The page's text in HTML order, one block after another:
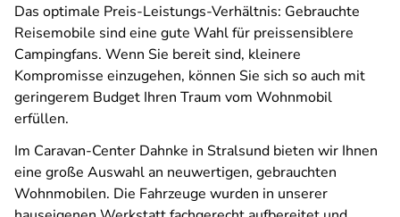
Das optimale Preis-Leistungs-Verhältnis: Gebrauchte
Reisemobile sind eine gute Wahl für preissensiblere
Campingfans. Wenn Sie bereit sind, kleinere
Kompromisse einzugehen, können Sie sich so auch mit
geringerem Budget Ihren Traum vom Wohnmobil
erfüllen.
Im Caravan-Center Dahnke in Stralsund bieten wir Ihnen
eine große Auswahl an neuwertigen, gebrauchten
Wohnmobilen. Die Fahrzeuge wurden in unserer